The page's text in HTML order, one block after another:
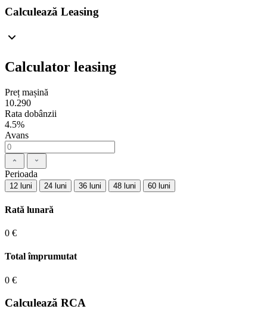
Calculează Leasing
Calculator leasing
Preț mașină
10.290
Rata dobânzii
4.5%
Avans
Perioada
12 luni 24 luni 36 luni 48 luni 60 luni
Rată lunară
0 €
Total împrumutat
0 €
Calculează RCA